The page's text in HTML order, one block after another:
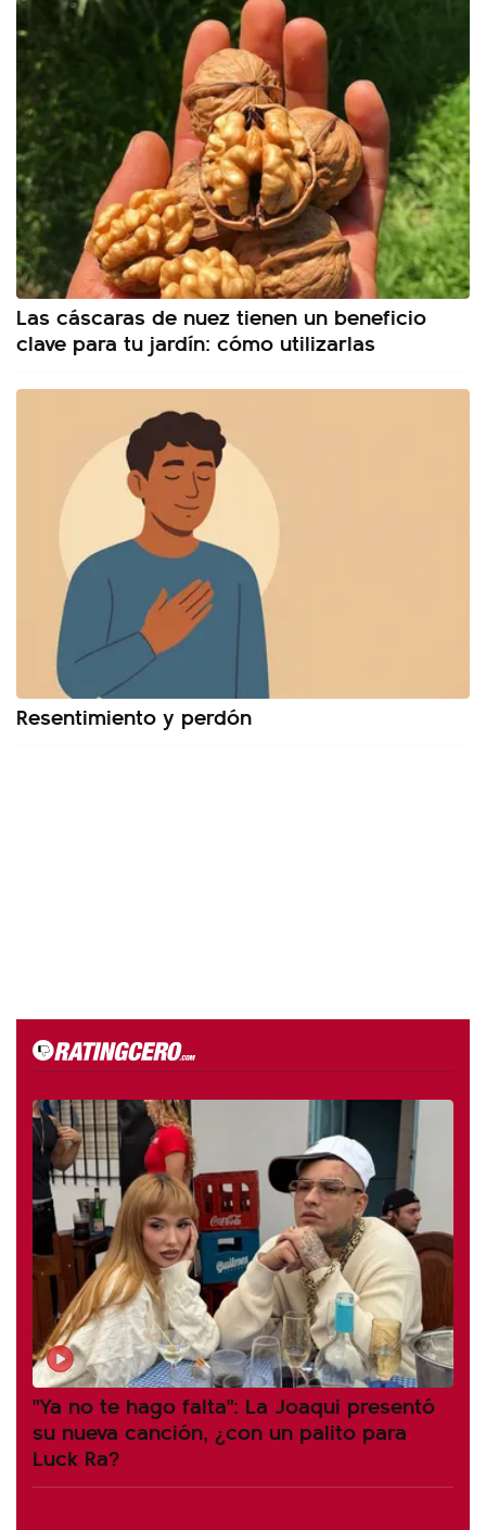
Las cáscaras de nuez tienen un beneficio
clave para tu jardín: cómo utilizarlas
Resentimiento y perdón
"Ya no te hago falta": La Joaqui presentó
su nueva canción, ¿con un palito para
Luck Ra?